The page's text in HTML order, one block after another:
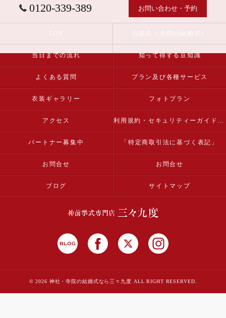
0120-339-389 お問い合わせ・予約
当日までの流れ 知って得する豆知識
よくある質問 プラン及び各種サービス
衣装ギャラリー フォトプラン
アクセス 利用規約・セキュリティーガイドライン
パートナー募集中 「特定商取引法に基づく表記」
お問合せ お問合せ
ブログ サイトマップ
© 2026 神社・寺院の結婚式なら三々九度 ALL RIGHT RESERVED.